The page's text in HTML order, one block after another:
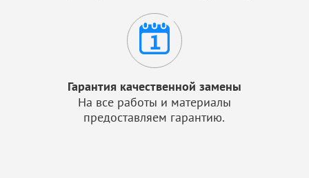
Гарантия качественной замены
На все работы и материалы
предоставляем гарантию.